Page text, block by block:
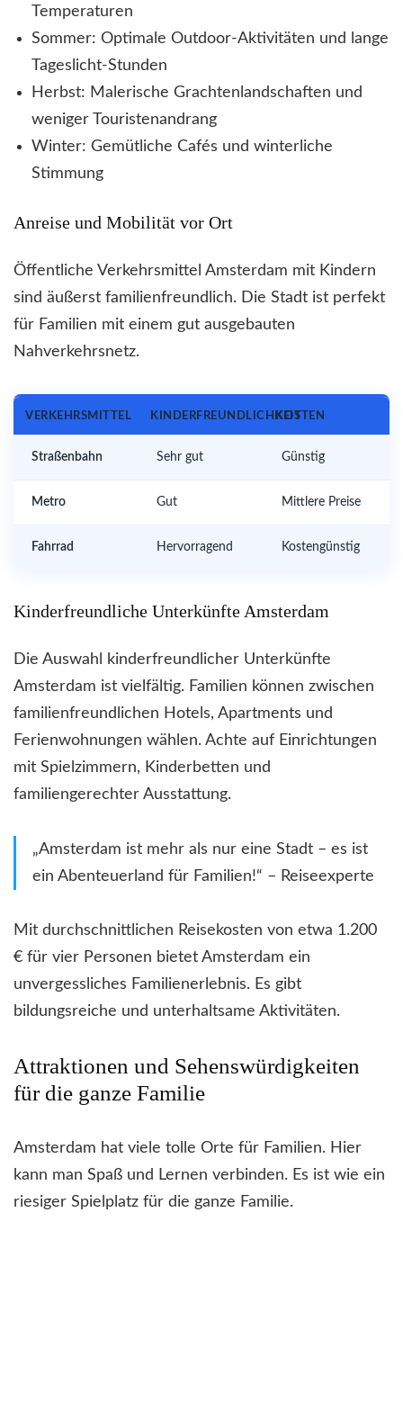
Temperaturen
Sommer: Optimale Outdoor-Aktivitäten und lange
Tageslicht-Stunden
Herbst: Malerische Grachtenlandschaften und
weniger Touristenandrang
Winter: Gemütliche Cafés und winterliche
Stimmung
Anreise und Mobilität vor Ort
Öffentliche Verkehrsmittel Amsterdam mit Kindern
sind äußerst familienfreundlich. Die Stadt ist perfekt
für Familien mit einem gut ausgebauten
Nahverkehrsnetz.
VERKEHRSMITTEL KINDERFREUNDLICHKEITKOSTEN
Straßenbahn Sehr gut Günstig
Metro Gut Mittlere Preise
Fahrrad Hervorragend Kostengünstig
Kinderfreundliche Unterkünfte Amsterdam
Die Auswahl kinderfreundlicher Unterkünfte
Amsterdam ist vielfältig. Familien können zwischen
familienfreundlichen Hotels, Apartments und
Ferienwohnungen wählen. Achte auf Einrichtungen
mit Spielzimmern, Kinderbetten und
familiengerechter Ausstattung.
„Amsterdam ist mehr als nur eine Stadt – es ist
ein Abenteuerland für Familien!“ – Reiseexperte
Mit durchschnittlichen Reisekosten von etwa 1.200
€ für vier Personen bietet Amsterdam ein
unvergessliches Familienerlebnis. Es gibt
bildungsreiche und unterhaltsame Aktivitäten.
Attraktionen und Sehenswürdigkeiten
für die ganze Familie
Amsterdam hat viele tolle Orte für Familien. Hier
kann man Spaß und Lernen verbinden. Es ist wie ein
riesiger Spielplatz für die ganze Familie.